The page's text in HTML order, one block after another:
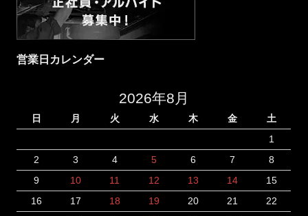
営業日カレンダー
2026年8月
日 月 火 水 木 金
土
1
2
3 4 5 6 7
8
9
10 11 12 13 14
15
16
17 18 19 20 21
22